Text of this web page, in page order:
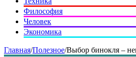
Философия
Человек
Экономика
Главная/Полезное/Выбор бинокля –